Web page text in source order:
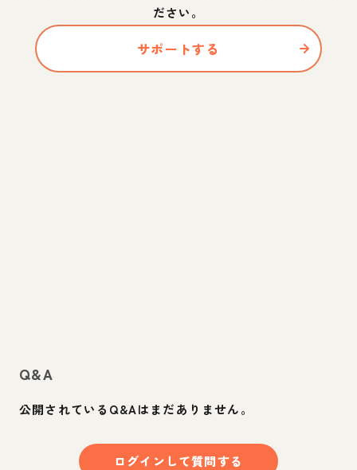
ださい。
サポートする
Q&A
公開されているQ&Aはまだありません。
ログインして質問する